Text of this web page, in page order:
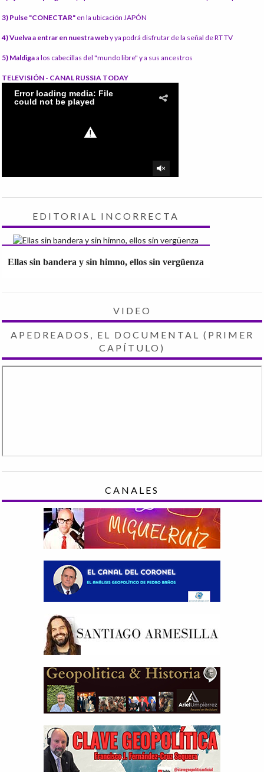
3) Pulse "CONECTAR" en la ubicación JAPÓN
4) Vuelva a entrar en nuestra weby ya podrá disfrutar de la señal de RT TV
5) Maldigaa los cabecillas del "mundo libre" y a sus ancestros
TELEVISIÓN - CANAL RUSSIA TODAY
EDITORIAL INCORRECTA
Ellas sin bandera y sin himno, ellos sin vergüenza
VIDEO
APEDREADOS, EL DOCUMENTAL (PRIMER
CAPÍTULO)
CANALES